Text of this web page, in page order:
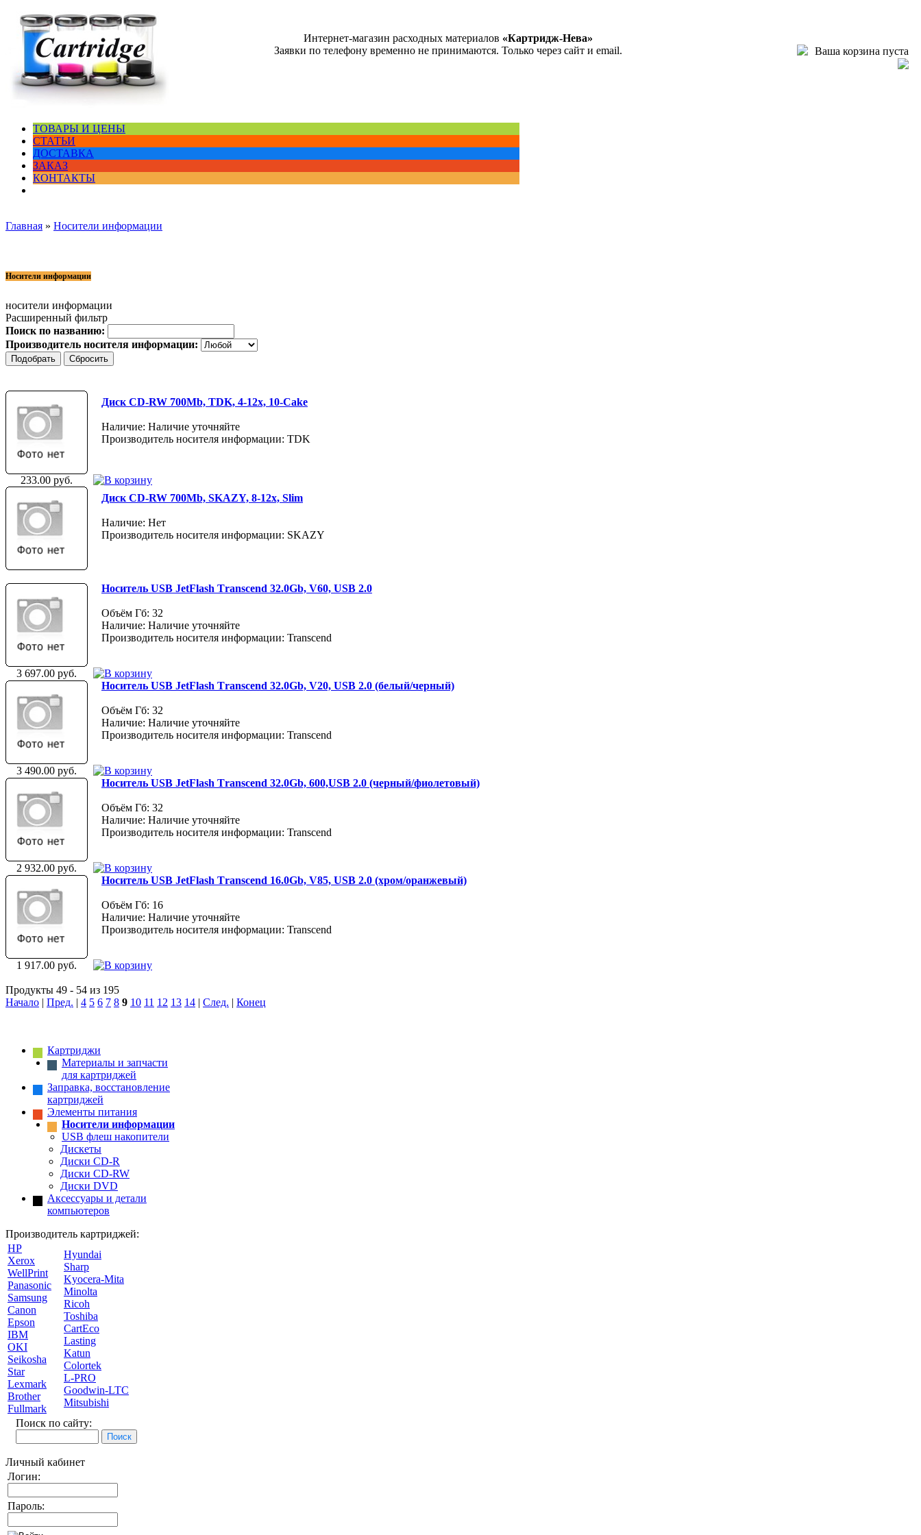
Интернет-магазин расходных материалов «Картридж-Нева»
Заявки по телефону временно не принимаются. Только через сайт и email.
Ваша корзина пуста
ТОВАРЫ И ЦЕНЫ
СТАТЬИ
ДОСТАВКА
ЗАКАЗ
КОНТАКТЫ
Главная » Носители информации
Носители информации
носители информации
Расширенный фильтр
Поиск по названию:
Производитель носителя информации:
Диск CD-RW 700Mb, TDK, 4-12х, 10-Cake
Наличие: Наличие уточняйте
Производитель носителя информации: TDK
233.00 руб.
Диск CD-RW 700Mb, SKAZY, 8-12x, Slim
Наличие: Нет
Производитель носителя информации: SKAZY
Носитель USB JetFlash Тranscend 32.0Gb, V60, USB 2.0
Объём Гб: 32
Наличие: Наличие уточняйте
Производитель носителя информации: Transcend
3 697.00 руб.
Носитель USB JetFlash Тranscend 32.0Gb, V20, USB 2.0 (белый/черный)
Объём Гб: 32
Наличие: Наличие уточняйте
Производитель носителя информации: Transcend
3 490.00 руб.
Носитель USB JetFlash Тranscend 32.0Gb, 600,USB 2.0 (черный/фиолетовый)
Объём Гб: 32
Наличие: Наличие уточняйте
Производитель носителя информации: Transcend
2 932.00 руб.
Носитель USB JetFlash Тranscend 16.0Gb, V85, USB 2.0 (хром/оранжевый)
Объём Гб: 16
Наличие: Наличие уточняйте
Производитель носителя информации: Transcend
1 917.00 руб.
Продукты 49 - 54 из 195
Начало | Пред. | 4 5 6 7 8 9 10 11 12 13 14 | След. | Конец
Картриджи
Материалы и запчасти
для картриджей
Заправка, восстановление
картриджей
Элементы питания
Носители информации
USB флеш накопители
Дискеты
Диски CD-R
Диски CD-RW
Диски DVD
Аксессуары и детали
компьютеров
Производитель картриджей:
HP
Xerox
WellPrint
Panasonic
Samsung
Canon
Epson
IBM
OKI
Seikosha
Star
Lexmark
Brother
Fullmark
Hyundai
Sharp
Kyocera-Mita
Minolta
Ricoh
Toshiba
CartEco
Lasting
Katun
Colortek
L-PRO
Goodwin-LTC
Mitsubishi
Поиск по сайту:
Личный кабинет
Логин:
Пароль: